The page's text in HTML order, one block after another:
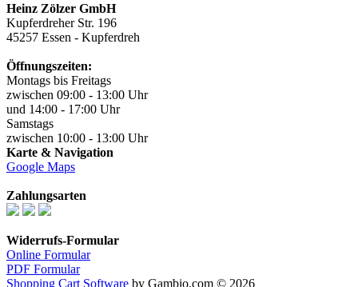
Heinz Zölzer GmbH
Kupferdreher Str. 196
45257 Essen - Kupferdreh
Öffnungszeiten:
Montags bis Freitags
zwischen 09:00 - 13:00 Uhr
und 14:00 - 17:00 Uhr
Samstags
zwischen 10:00 - 13:00 Uhr
Karte & Navigation
Google Maps
Zahlungsarten
Widerrufs-Formular
Online Formular
PDF Formular
Shopping Cart Software by Gambio.com © 2026